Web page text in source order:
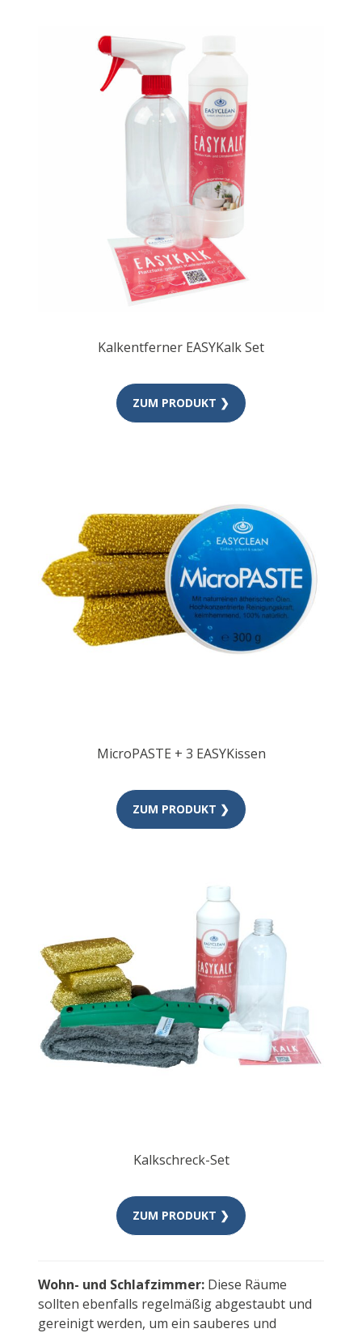
Kalkentferner EASYKalk Set
ZUM PRODUKT ❯
MicroPASTE + 3 EASYKissen
ZUM PRODUKT ❯
Kalkschreck-Set
ZUM PRODUKT ❯
Wohn- und Schlafzimmer: Diese Räume
sollten ebenfalls regelmäßig abgestaubt und
gereinigt werden, um ein sauberes und